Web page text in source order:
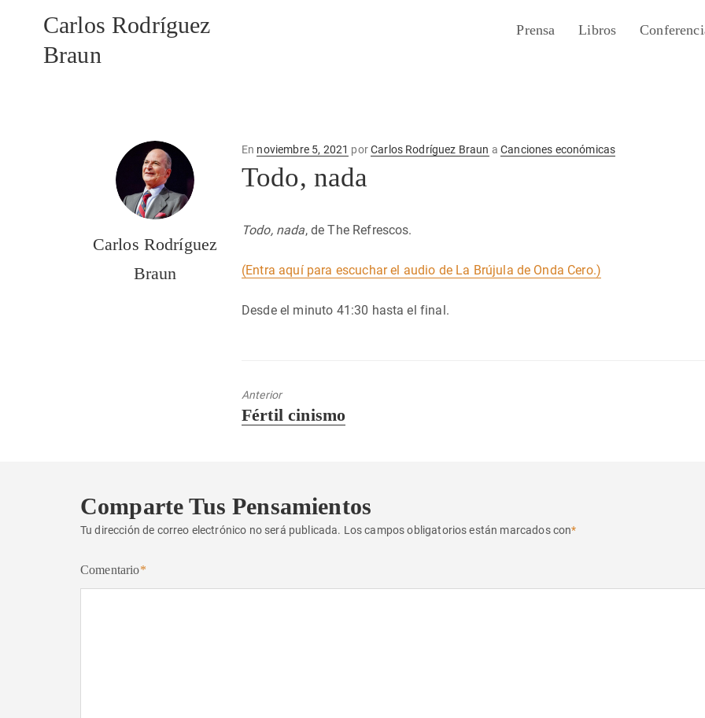
Carlos Rodríguez
Braun
Prensa Libros
Carlos Rodríguez
Braun
En Publicado
en
noviembre 5, 2021 porCarlos Rodríguez Braun aCanciones económicas
Todo, nada
Todo, nada, de The Refrescos.
(Entra aquí para escuchar el audio de La Brújula de Onda Cero.)
Desde el minuto 41:30 hasta el final.
Anterior
Entrada
Fértil cinismo
Comparte Tus Pensamientos
Tu dirección de correo electrónico no será publicada. Los campos obligatorios están marcados con*
Comentario*